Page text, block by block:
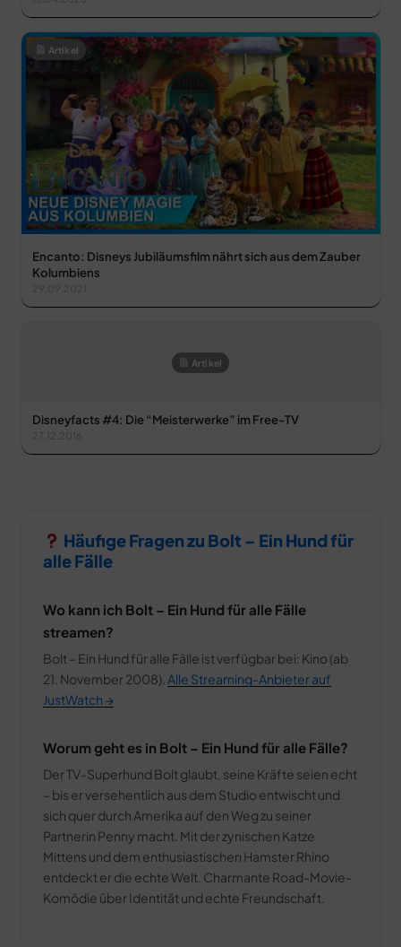
Artikel
Encanto: Disneys Jubiläumsfilm nährt sich aus dem Zauber
Kolumbiens
29.09.2021
Artikel
Disneyfacts #4: Die “Meisterwerke” im Free-TV
Häufige Fragen zu Bolt – Ein Hund für
alle Fälle
Wo kann ich Bolt – Ein Hund für alle Fälle
streamen?
Bolt – Ein Hund für alle Fälle ist verfügbar bei: Kino (ab
21. November 2008). Alle Streaming-Anbieter auf
JustWatch →
Worum geht es in Bolt – Ein Hund für alle Fälle?
Der TV-Superhund Bolt glaubt, seine Kräfte seien echt
– bis er versehentlich aus dem Studio entwischt und
sich quer durch Amerika auf den Weg zu seiner
Partnerin Penny macht. Mit der zynischen Katze
Mittens und dem enthusiastischen Hamster Rhino
entdeckt er die echte Welt. Charmante Road-Movie-
Komödie über Identität und echte Freundschaft.